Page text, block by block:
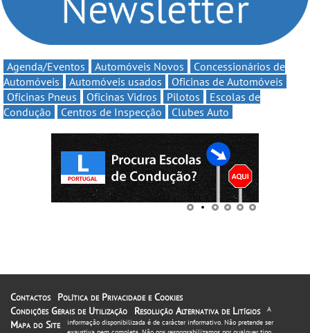
Agenda/Eventos Automóveis Novos
Concessionários de
Automóveis
Automóveis usados
Oficinas de Automóveis
Oficinas Pneus
Oficinas Vidros Pilotos
Escolas de
Condução
Centros de Inspecção Clubes Auto
Contactos
Política de Privacidade e Cookies
Condições Gerais de Utilização
Resolução Alternativa de Litígios
Mapa do Site
A
informação disponibilizada é de carácter informativo. Não pretende ser